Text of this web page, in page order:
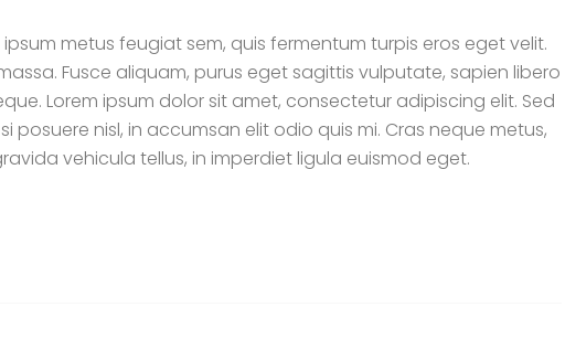
metus feugiat sem, quis fermentum turpis eros eget velit.
Fusce aliquam, purus eget sagittis vulputate, sapien libero
Lorem ipsum dolor sit amet, consectetur adipiscing elit. Sed
nisl, in accumsan elit odio quis mi. Cras neque metus,
vehicula tellus, in imperdiet ligula euismod eget.